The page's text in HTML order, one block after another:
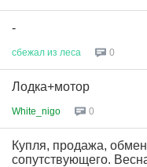
-
сбежал из леса 0
Лодка+мотор
White_nigo 0
Купля, продажа,
сопутствующего.